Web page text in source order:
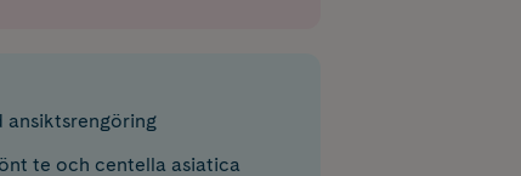
ansiktsrengöring
te och centella asiatica